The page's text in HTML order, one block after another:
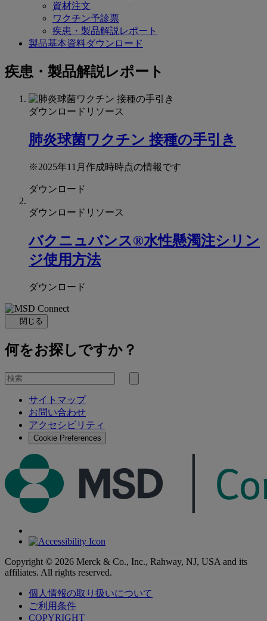
資材注文
ワクチン予診票
疾患・製品解説レポート
製品基本資料ダウンロード
疾患・製品解説レポート
ダウンロードリソース
肺炎球菌ワクチン 接種の手引き
※2025年11月作成時時点の情報です
ダウンロード
ダウンロードリソース
バクニュバンス®水性懸濁注シリン
ジ使用方法
ダウンロード
閉じる
何をお探しですか？
を
検
サイトマップ
お問い合わせ
アクセシビリティ
Cookie Preferences
Copyright © 2026 Merck & Co., Inc., Rahway, NJ, USA and its
affiliates. All rights reserved.
個人情報の取り扱いについて
ご利用条件
COPYRIGHT